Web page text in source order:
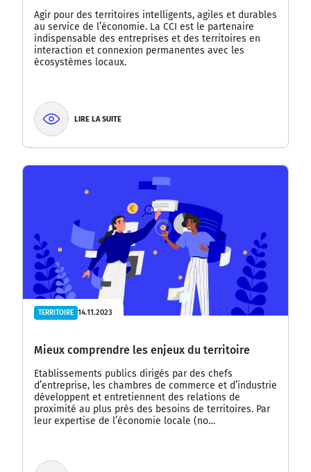
Agir pour des territoires intelligents, agiles et durables
au service de l’économie. La CCI est le partenaire
indispensable des entreprises et des territoires en
interaction et connexion permanentes avec les
écosystèmes locaux.
LIRE LA SUITE
TERRITOIRE 14.11.2023
Mieux comprendre les enjeux du territoire
Etablissements publics dirigés par des chefs
d’entreprise, les chambres de commerce et d’industrie
développent et entretiennent des relations de
proximité au plus près des besoins de territoires. Par
leur expertise de l’économie locale (no…